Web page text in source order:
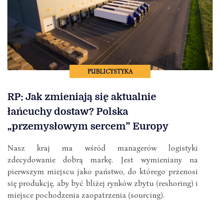
PUBLICYSTYKA
RP: Jak zmieniają się aktualnie
łańcuchy dostaw? Polska
„przemysłowym sercem” Europy
Nasz kraj ma wśród managerów logistyki
zdecydowanie dobrą markę. Jest wymieniany na
pierwszym miejscu jako państwo, do którego przenosi
się produkcję, aby być bliżej rynków zbytu (reshoring) i
miejsce pochodzenia zaopatrzenia (sourcing).